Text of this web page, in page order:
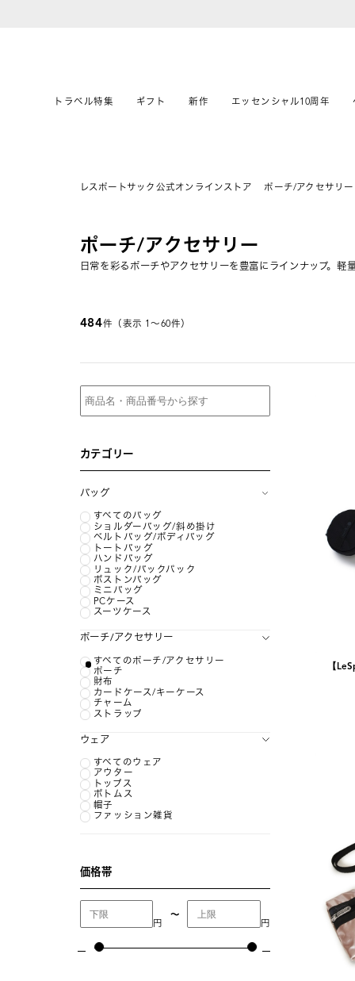
トラベル特集 ギフト 新作 エッセンシャル10周年
レスポートサック公式オンラインストア ポーチ/アクセサリー
ポーチ/アクセサリー
日常を彩るポーチやアクセサリーを豊富にラインナップ。
484件（表示 1〜60件）
カテゴリー
バッグ
すべてのバッグ
ショルダーバッグ/斜め掛け
ベルトバッグ/ボディバッグ
トートバッグ
ハンドバッグ
リュック/バックパック
ボストンバッグ
ミニバッグ
PCケース
スーツケース
ポーチ/アクセサリー
すべてのポーチ/アクセサリー
ポーチ
財布
カードケース/キーケース
チャーム
ストラップ
ウェア
すべてのウェア
アウター
トップス
ボトムス
帽子
ファッション雑貨
価格帯
円
〜
円
【